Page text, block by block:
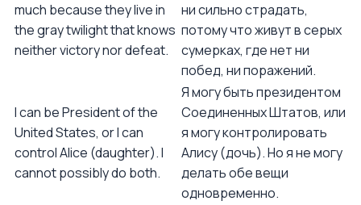
much because they live in
the gray twilight that knows
neither victory nor defeat.
ни сильно страдать,
потому что живут в серых
сумерках, где нет ни
побед, ни поражений.
I can be President of the
United States, or I can
control Alice (daughter). I
cannot possibly do both.
Я могу быть президентом
Соединенных Штатов, или
я могу контролировать
Алису (дочь). Но я не могу
делать обе вещи
одновременно.